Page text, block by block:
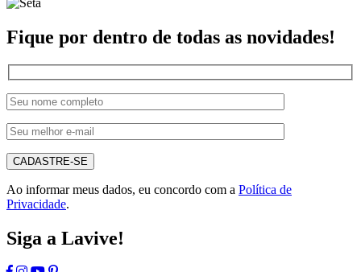
Fique por dentro de todas as novidades!
CADASTRE-SE
Ao informar meus dados, eu concordo com a Política de
Privacidade.
Siga a Lavive!